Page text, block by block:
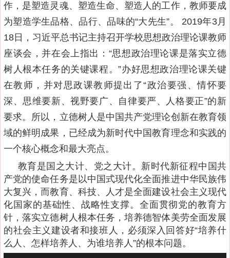
作，是塑造灵魂、塑造生命、塑造人的工作，教师要成
为塑造学生品格、品行、品味的“大先生”。 2019年3月
18日， 习近平总书记主持召开学校思想政治理论课教师
座谈会，并在会上指出：“思想政治理论课是落实立德
树人根本任务的关键课程。”办好思想政治理论课关键
在教师，并对思政课教师提出了“政治要强、情怀要
深、思维要新、视野要广、自律要严、人格要正”的新
要求。所以，立德树人是中国共产党理论创新在教育领
域的鲜明成果，已经成为新时代中国教育理念和实践的
一个核心概念和最大亮点。
教育是国之大计、党之大计。新时代新征程中国共
产党的使命任务是以中国式现代化全面推进中华民族伟
大复兴，而教育、科技、人才是全面建设社会主义现代
化国家的基础性、战略性支撑。全面贯彻党的教育方
针，落实立德树人根本任务，培养德智体美劳全面发展
的社会主义建设者和接班人，必须深入回答好“培养什
么人、怎样培养人、为谁培养人”的根本问题。